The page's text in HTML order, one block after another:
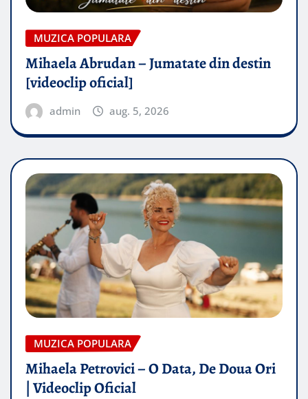
MUZICA POPULARA
Mihaela Abrudan – Jumatate din destin
[videoclip oficial]
admin aug. 5, 2026
MUZICA POPULARA
Mihaela Petrovici – O Data, De Doua Ori
| Videoclip Oficial